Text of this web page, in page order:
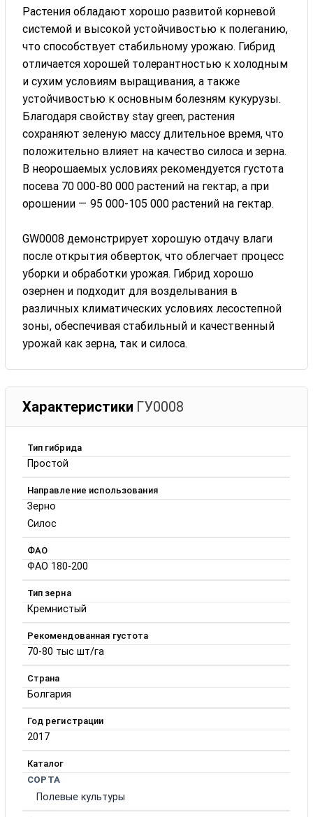
Растения обладают хорошо развитой корневой
системой и высокой устойчивостью к полеганию,
что способствует стабильному урожаю. Гибрид
отличается хорошей толерантностью к холодным
и сухим условиям выращивания, а также
устойчивостью к основным болезням кукурузы.
Благодаря свойству stay green, растения
сохраняют зеленую массу длительное время, что
положительно влияет на качество силоса и зерна.
В неорошаемых условиях рекомендуется густота
посева 70 000-80 000 растений на гектар, а при
орошении — 95 000-105 000 растений на гектар.
GW0008 демонстрирует хорошую отдачу влаги
после открытия обверток, что облегчает процесс
уборки и обработки урожая. Гибрид хорошо
озернен и подходит для возделывания в
различных климатических условиях лесостепной
зоны, обеспечивая стабильный и качественный
урожай как зерна, так и силоса.
Характеристики ГУ0008
Тип гибрида
Простой
Направление использования
Зерно
Силос
ФАО
ФАО 180-200
Тип зерна
Кремнистый
Рекомендованная густота
70-80 тыс шт/га
Страна
Болгария
Год регистрации
2017
Каталог
СОРТА
Полевые культуры